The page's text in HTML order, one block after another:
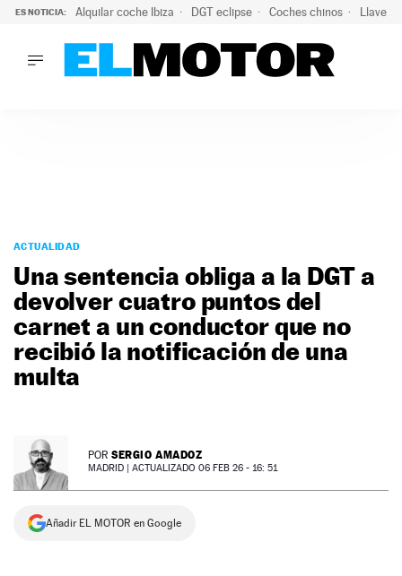
ES NOTICIA: Alquilar coche Ibiza DGT eclipse Coches chinos Llaves
PODCAST
MOTOS
TECNOLOGÍA
SERVICIOS
SÍGUENOS
ACTUALIDAD
Una sentencia obliga a la DGT a
devolver cuatro puntos del
carnet a un conductor que no
recibió la notificación de una
multa
POR SERGIO AMADOZ
MADRID | ACTUALIZADO 06 FEB 26 - 16: 51
Añadir EL MOTOR en Google